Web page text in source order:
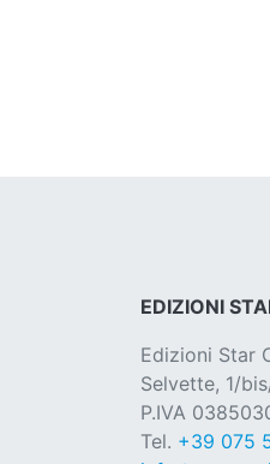
EDIZIONI
Edizioni Star
Selvette, 1/
P.IVA
Tel. +39 075